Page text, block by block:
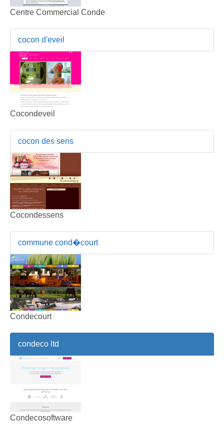
Centre Commercial Conde
cocon d'eveil
Cocondeveil
cocon des sens
Cocondessens
commune cond�court
Condecourt
condeco ltd
Condecosoftware